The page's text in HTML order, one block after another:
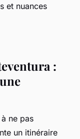
et nuances
:
ne pas
un itinéraire